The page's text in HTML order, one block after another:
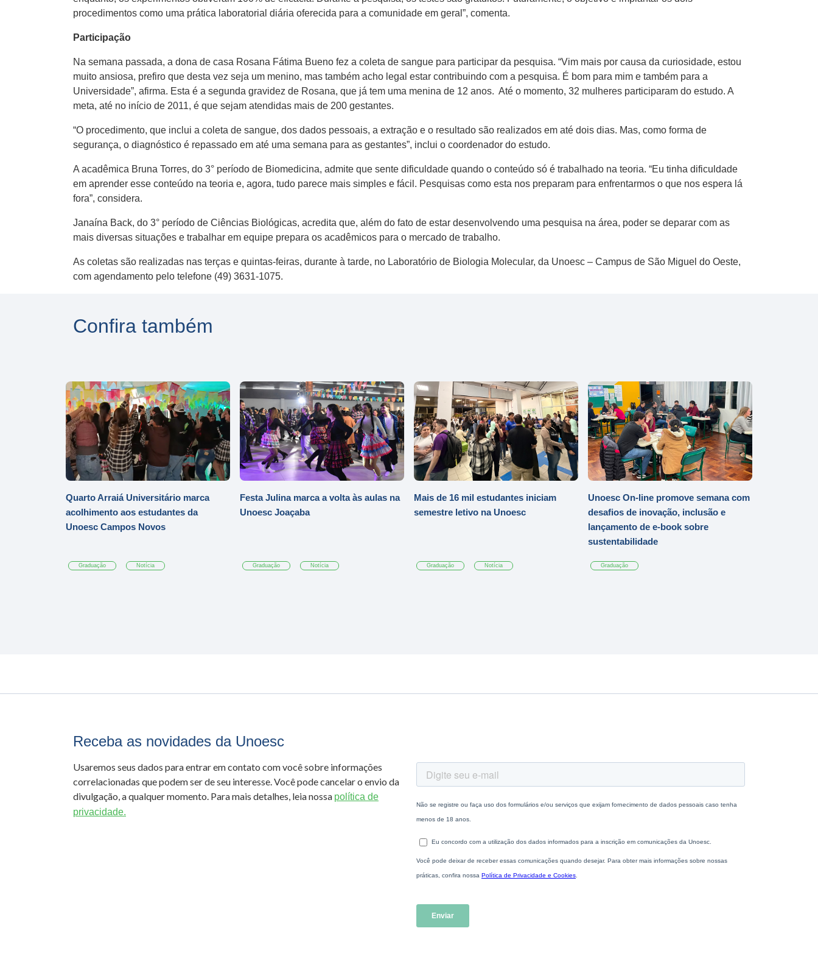
procedimentos como uma prática laboratorial diária oferecida para a comunidade em geral”, comenta.
Participação
Na semana passada, a dona de casa Rosana Fátima Bueno fez a coleta de sangue para participar da pesquisa. “Vim mais por causa da curiosidade, estou
muito ansiosa, prefiro que desta vez seja um menino, mas também acho legal estar contribuindo com a pesquisa. É bom para mim e também para a
Universidade”, afirma. Esta é a segunda gravidez de Rosana, que já tem uma menina de 12 anos. Até o momento, 32 mulheres participaram do estudo. A
meta, até no início de 2011, é que sejam atendidas mais de 200 gestantes.
“O procedimento, que inclui a coleta de sangue, dos dados pessoais, a extração e o resultado são realizados em até dois dias. Mas, como forma de
segurança, o diagnóstico é repassado em até uma semana para as gestantes”, inclui o coordenador do estudo.
A acadêmica Bruna Torres, do 3° período de Biomedicina, admite que sente dificuldade quando o conteúdo só é trabalhado na teoria. “Eu tinha dificuldade
em aprender esse conteúdo na teoria e, agora, tudo parece mais simples e fácil. Pesquisas como esta nos preparam para enfrentarmos o que nos espera lá
fora”, considera.
Janaína Back, do 3° período de Ciências Biológicas, acredita que, além do fato de estar desenvolvendo uma pesquisa na área, poder se deparar com as
mais diversas situações e trabalhar em equipe prepara os acadêmicos para o mercado de trabalho.
As coletas são realizadas nas terças e quintas-feiras, durante à tarde, no Laboratório de Biologia Molecular, da Unoesc – Campus de São Miguel do Oeste,
com agendamento pelo telefone (49) 3631-1075.
Confira também
Quarto Arraiá Universitário marca
acolhimento aos estudantes da
Unoesc Campos Novos
Graduação Notícia
Festa Julina marca a volta às aulas na
Unoesc Joaçaba
Graduação Notícia
Mais de 16 mil estudantes iniciam
semestre letivo na Unoesc
Graduação Notícia
Unoesc On-line promove semana com
desafios de inovação, inclusão e
lançamento de e-book sobre
sustentabilidade
Graduação
Receba as novidades da Unoesc
Usaremos seus dados para entrar em contato com você sobre informações
correlacionadas que podem ser de seu interesse. Você pode cancelar o envio da
divulgação, a qualquer momento. Para mais detalhes, leia nossa política de
privacidade.